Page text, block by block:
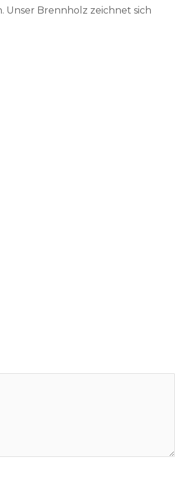
Brennholz zeichnet sich